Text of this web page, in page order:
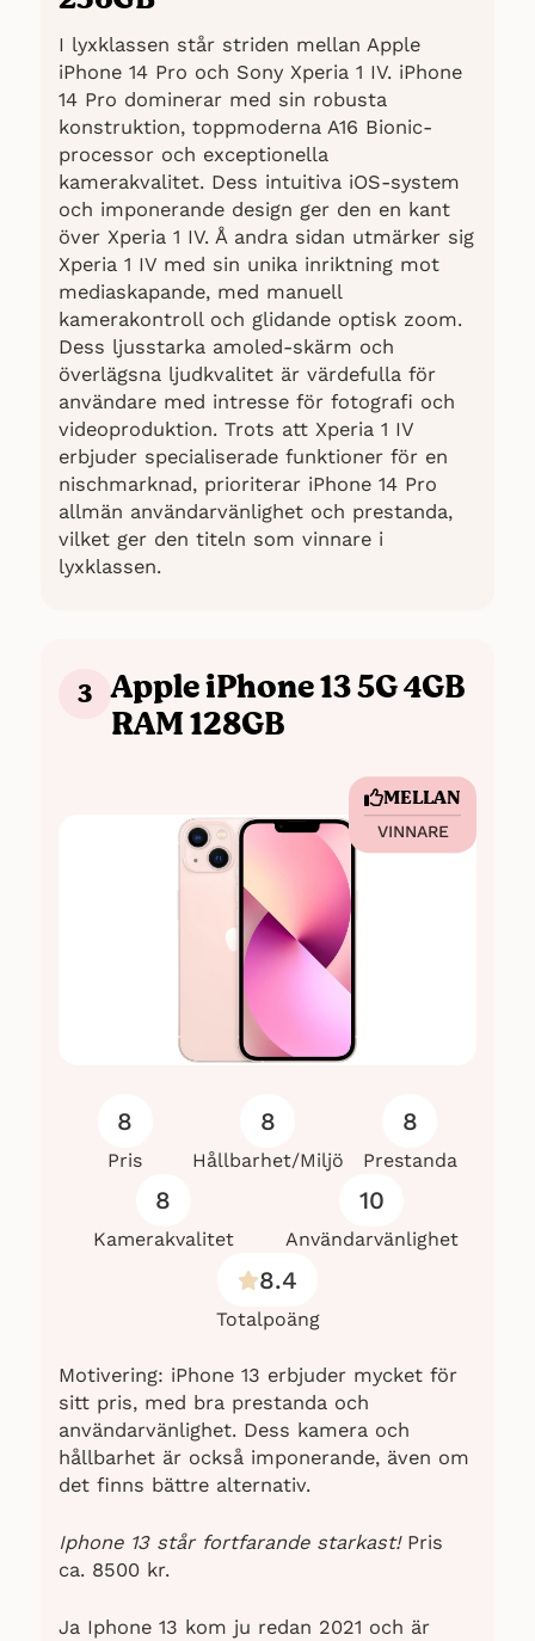
Laddningshastigheten upplevs som
medelmåttig jämfört med
konkurrerande enheter.
Sammanfattning: Den övergripande
bilden av Sony Xperia 1 IV baseras på
recensioner från ett flertal källor,
inklusive Elgiganten
, Amazon((Amazon,
2023-12-14 )) och andra
teknikwebbplatser. Totalt har över 1000
användarrecensioner analyserats för att
ge en mångsidig inblick i produkten.
Användarna ger höga betyg för enhetens
byggkvalitet, skärm, kamerafunktioner
och ljudkvalitet, samtidigt som de
noterar vissa nackdelar såsom enhetens
tendens att bli varm och medelmåttig
laddningshastighet.
I lyxklassen står striden mellan Apple
iPhone 14 Pro och Sony Xperia 1 IV. iPhone
14 Pro dominerar med sin robusta
konstruktion, toppmoderna A16 Bionic-
processor och exceptionella
kamerakvalitet. Dess intuitiva iOS-system
och imponerande design ger den en kant
över Xperia 1 IV. Å andra sidan utmärker sig
Xperia 1 IV med sin unika inriktning mot
mediaskapande, med manuell
kamerakontroll och glidande optisk zoom.
Dess ljusstarka amoled-skärm och
överlägsna ljudkvalitet är värdefulla för
användare med intresse för fotografi och
videoproduktion. Trots att Xperia 1 IV
erbjuder specialiserade funktioner för en
nischmarknad, prioriterar iPhone 14 Pro
allmän användarvänlighet och prestanda,
vilket ger den titeln som vinnare i
lyxklassen.
3 Apple iPhone 13 5G 4GB
RAM 128GB
MELLAN
VINNARE
8
Pris
8
Hållbarhet/Miljö
8
Prestanda
8
Kamerakvalitet
10
Användarvänlighet
8.4
Totalpoäng
Motivering: iPhone 13 erbjuder mycket för
sitt pris, med bra prestanda och
användarvänlighet. Dess kamera och
hållbarhet är också imponerande, även om
det finns bättre alternativ.
Iphone 13 står fortfarande starkast!Pris
ca. 8500 kr.
Ja Iphone 13 kom ju redan 2021 och är